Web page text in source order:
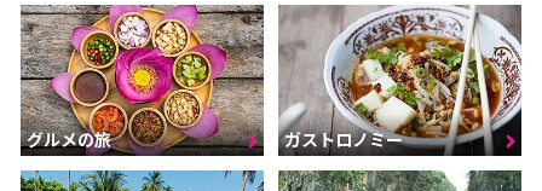
グルメの旅 ガストロノミー